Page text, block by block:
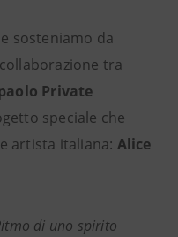
sosteniamo da
tra
Private
speciale che
artista italiana: Alice
di uno spirito